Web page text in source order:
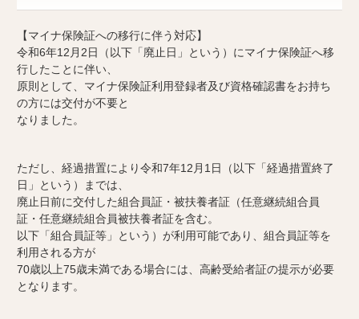
【マイナ保険証への移行に伴う対応】
令和6年12月2日（以下「廃止日」という）にマイナ保険証へ移
行したことに伴い、
原則として、マイナ保険証利用登録者及び資格確認書をお持ち
の方には交付が不要と
なりました。
ただし、経過措置により令和7年12月1日（以下「経過措置終了
日」という）までは、
廃止日前に交付した組合員証・被扶養者証（任意継続組合員
証・任意継続組合員被扶養者証を含む。
以下「組合員証等」という）が利用可能であり、組合員証等を
利用される方が
70歳以上75歳未満である場合には、高齢受給者証の提示が必要
となります。